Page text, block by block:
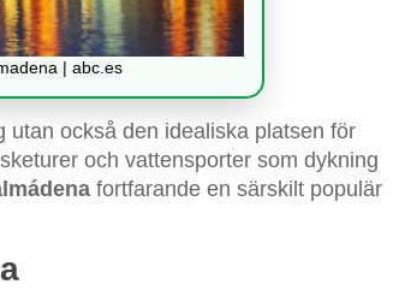
| abc.es
utan också den idealiska platsen för
och vattensporter som dykning
fortfarande en särskilt populär